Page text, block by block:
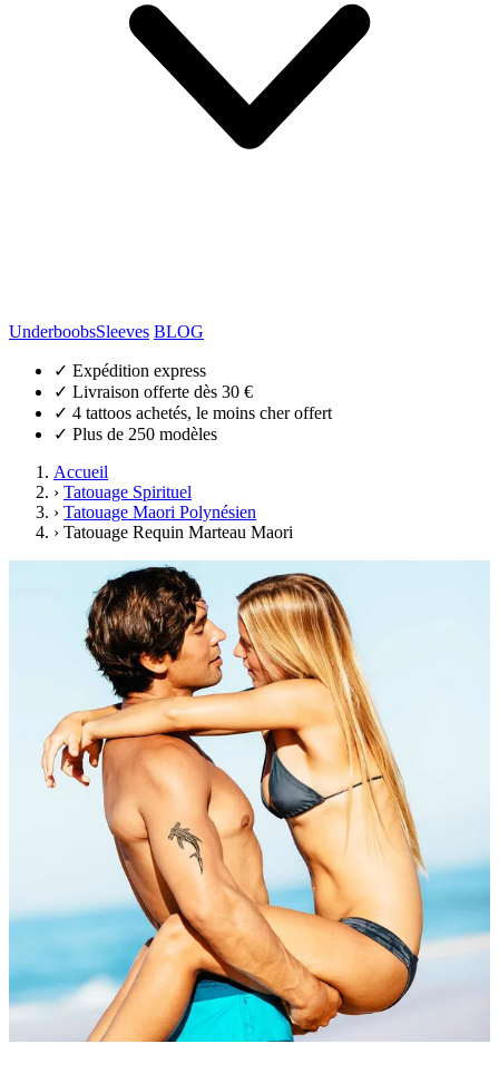
UnderboobsSleeves BLOG
✓ Expédition express
✓ Livraison offerte dès 30 €
✓ 4 tattoos achetés, le moins cher offert
✓ Plus de 250 modèles
Accueil
› Tatouage Spirituel
› Tatouage Maori Polynésien
› Tatouage Requin Marteau Maori